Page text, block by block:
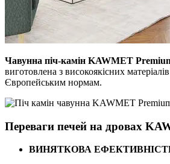
Чавунна піч-камін KAWMET
виготовлена з високоякісних матеріалів
Європейським нормам.
Переваги печей на дровах
ВИНЯТКОВА